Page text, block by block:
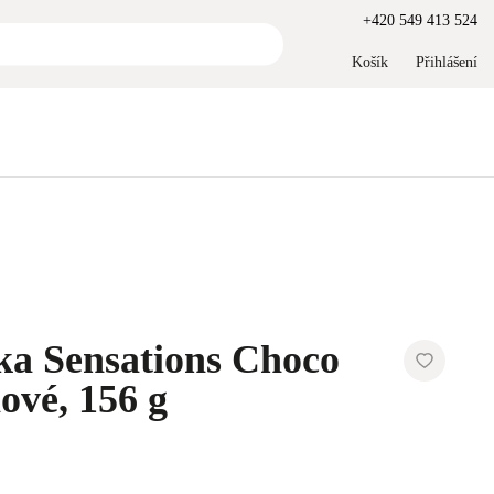
+420 549 413 524
Košík Přihlášení
Sensations Choco
156 g